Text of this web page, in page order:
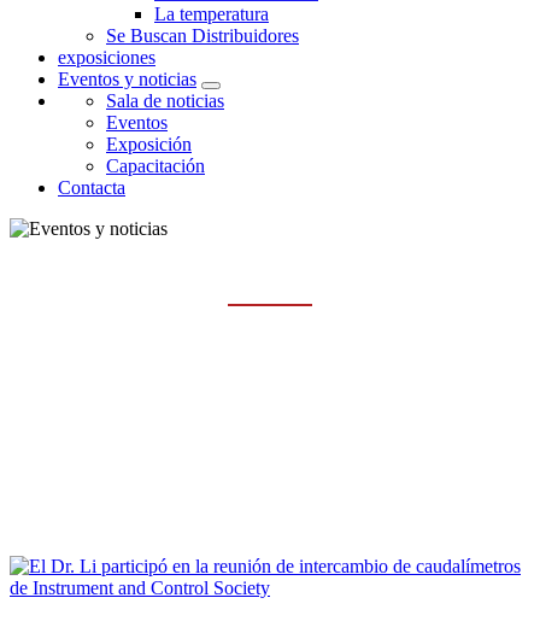
La temperatura
Se Buscan Distribuidores
exposiciones
Eventos y noticias
Sala de noticias
Eventos
Exposición
Capacitación
Contacta